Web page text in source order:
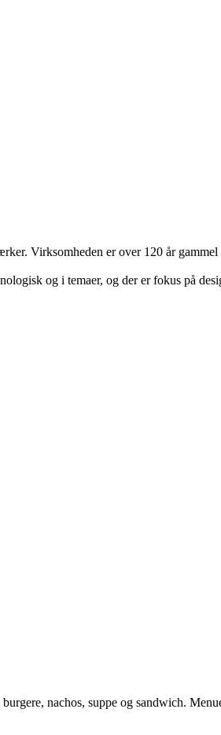
Virksomheden er over 120 år
og i temaer, og der er fokus på
nachos, suppe og sandwich.